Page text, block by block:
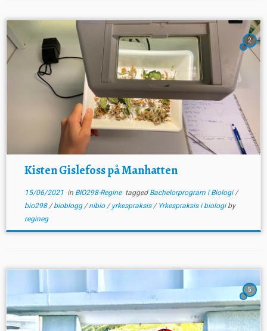
2
Kisten Gislefoss på Manhatten
15/06/2021in BIO298-Regine tagged Bachelorprogram i Biologi/
bio298/bioblogg/nibio/yrkespraksis/ Yrkespraksis i biologi by
regineg
5